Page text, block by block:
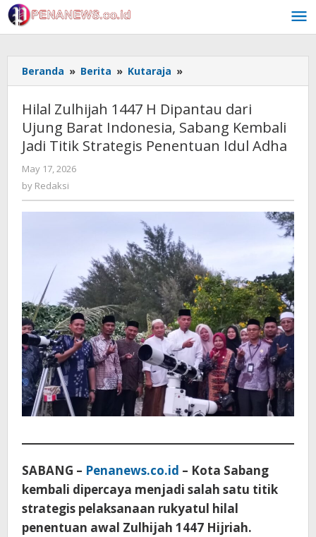
Skip
to
content
Beranda » Berita » Kutaraja »
Zulhijah
H
Dipantau
dari
Sabang
Titik
Strategis
Penentuan
Idul
Adha
Hilal Zulhijah 1447 H Dipantau dari
Ujung Barat Indonesia, Sabang Kembali
Jadi Titik Strategis Penentuan Idul Adha
May 17, 2026
by Redaksi
SABANG – Penanews.co.id – Kota Sabang
kembali dipercaya menjadi salah satu titik
strategis pelaksanaan rukyatul hilal
penentuan awal Zulhijah 1447 Hijriah.